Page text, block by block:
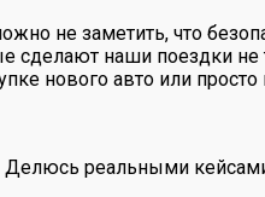
не заметить, что
сделают наши поездки
нового авто или просто
реальными